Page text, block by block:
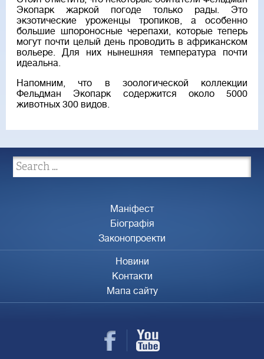
Экопарк жаркой погоде только рады. Это
экзотические уроженцы тропиков, а особенно
большие шпороносные черепахи, которые теперь
могут почти целый день проводить в африканском
вольере. Для них нынешняя температура почти
идеальна.
Напомним, что в зоологической коллекции
Фельдман Экопарк содержится около 5000
животных 300 видов.
Маніфест
Біографія
Законопроекти
Новини
Контакти
Мапа сайту